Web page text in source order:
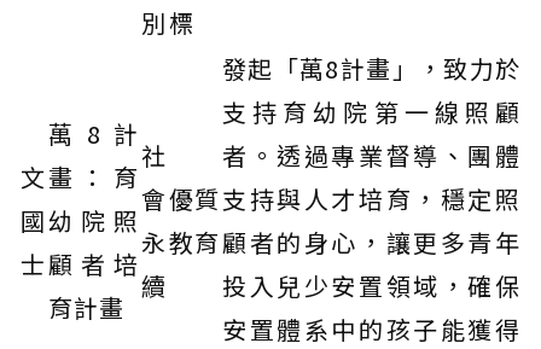
別標
文
國
士
萬8計
畫：育
幼院照
顧者培
育計畫
社
會
永
續
優質
教育
發起「萬8計畫」，致力於
支持育幼院第一線照顧
者。透過專業督導、團體
支持與人才培育，穩定照
顧者的身心，讓更多青年
投入兒少安置領域，確保
安置體系中的孩子能獲得